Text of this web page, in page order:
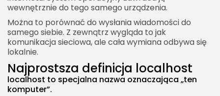
wewnętrznie do tego samego urządzenia.
Można to porównać do wysłania wiadomości do
samego siebie. Z zewnątrz wygląda to jak
komunikacja sieciowa, ale cała wymiana odbywa się
lokalnie.
Najprostsza definicja localhost
localhost to specjalna nazwa oznaczająca „ten
komputer”.
Do czego przydaje się plik hosts?
Localhost w systemie Windows
Sprawdzanie localhost w Windows
Problemy z localhost w Windows
Localhost w macOS